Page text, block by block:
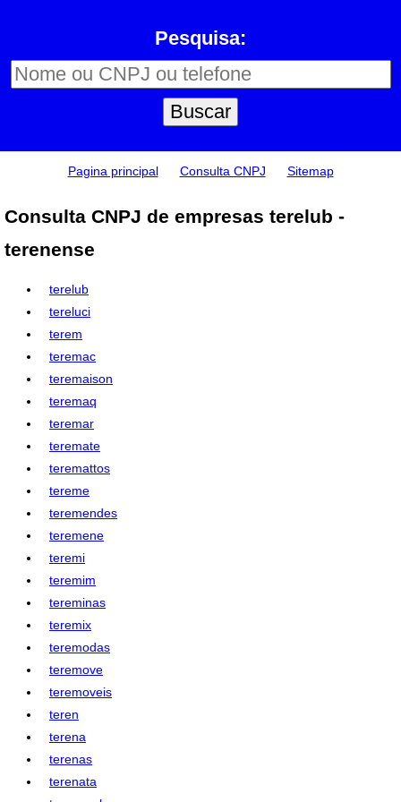
Pesquisa:
Pagina principal Consulta CNPJ Sitemap
Consulta CNPJ de empresas terelub -
terenense
terelub
tereluci
terem
teremac
teremaison
teremaq
teremar
teremate
teremattos
tereme
teremendes
teremene
teremi
teremim
tereminas
teremix
teremodas
teremove
teremoveis
teren
terena
terenas
terenata